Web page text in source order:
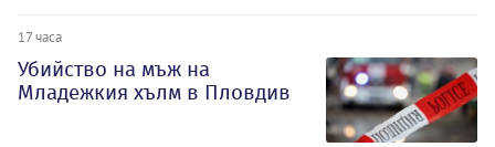
17 часа
Убийство на мъж на
Младежкия хълм в Пловдив